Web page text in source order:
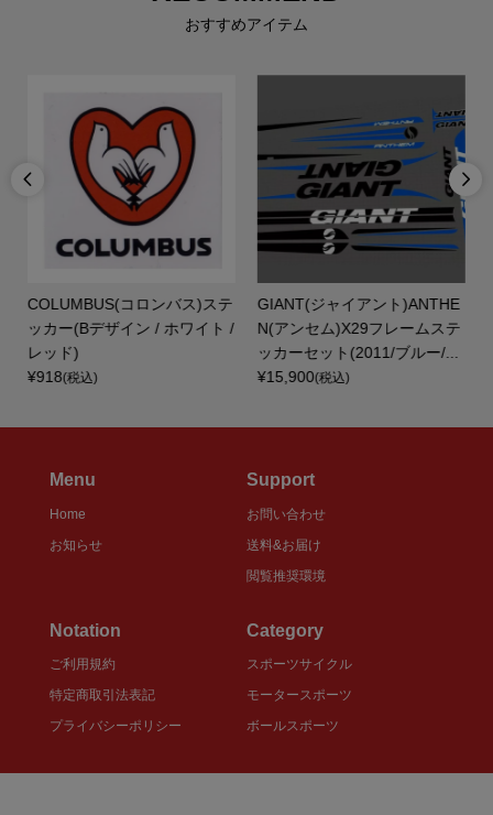
おすすめアイテム

COLUMBUS(コロンバス)ステ
ッカー(Bデザイン / ホワイト /
レッド)
¥918(税込)
GIANT(ジャイアント)ANTHE
N(アンセム)X29フレームステ
ッカーセット(2011/ブルー/...
¥15,900(税込)

Menu
Home
お知らせ
Support
お問い合わせ
送料&お届け
閲覧推奨環境
Notation
ご利用規約
特定商取引法表記
プライバシーポリシー
Category
スポーツサイクル
モータースポーツ
ボールスポーツ